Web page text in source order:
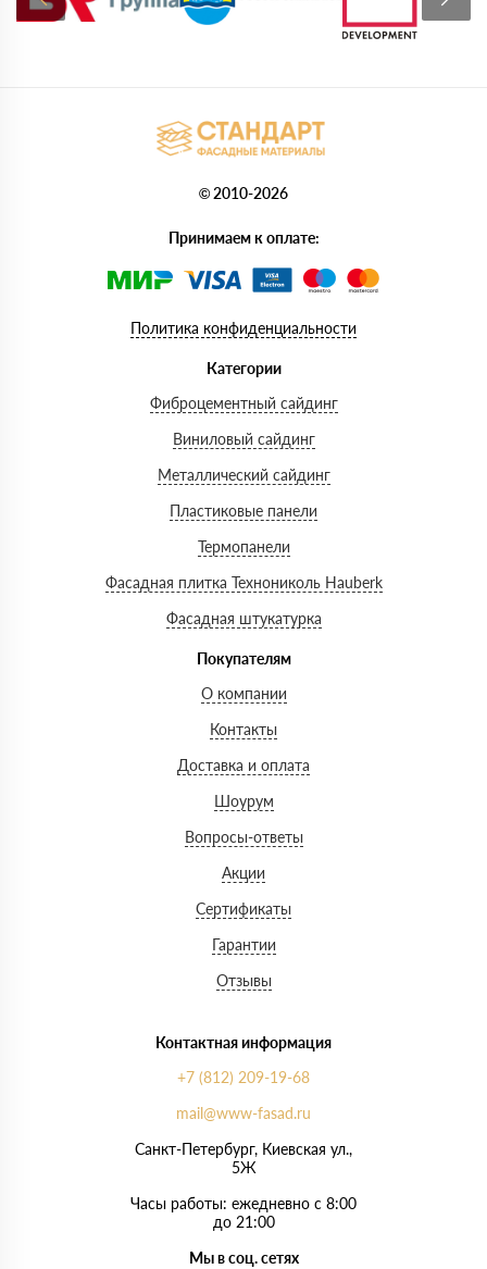
© 2010-2026
Принимаем к оплате:
Политика конфиденциальности
Категории
Фиброцементный сайдинг
Виниловый сайдинг
Металлический сайдинг
Пластиковые панели
Термопанели
Фасадная плитка Технониколь Hauberk
Фасадная штукатурка
Покупателям
О компании
Контакты
Доставка и оплата
Шоурум
Вопросы-ответы
Акции
Сертификаты
Гарантии
Отзывы
Контактная информация
+7 (812) 209-19-68
mail@www-fasad.ru
Санкт-Петербург, ​Киевская ул.,
5Ж
Часы работы: ежедневно с 8:00
до 21:00
Мы в соц. сетях